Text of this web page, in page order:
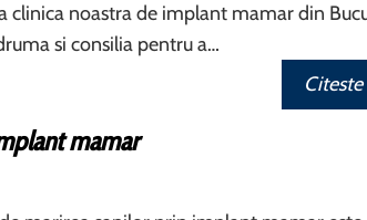
clinica noastra de implant mamar din
si consilia pentru a…
mamar